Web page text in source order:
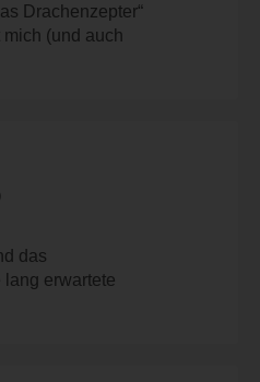
Drachenzepter“
(und auch
das
lang erwartete